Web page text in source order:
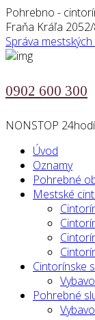
Pohrebno -
Fraňa Kráľa
Správa
0902 600 300
NONSTOP
Úvod
Oznamy
Pohrebné
Mestské
Cintorínske
Pohrebné